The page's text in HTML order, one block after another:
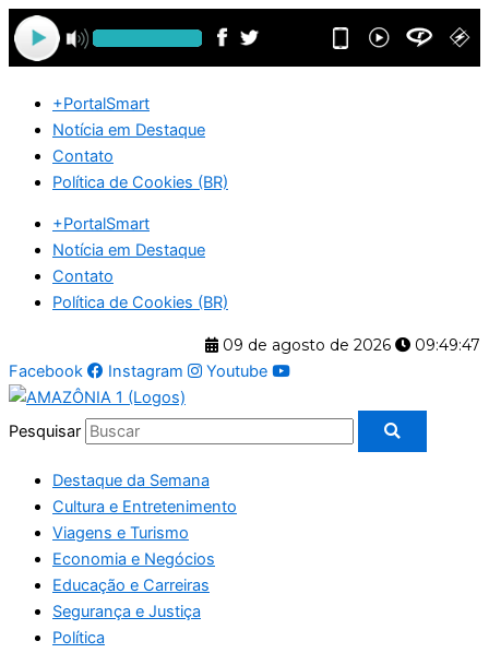
Ir
para
o
+PortalSmart
Notícia em Destaque
Contato
Política de Cookies (BR)
+PortalSmart
Notícia em Destaque
Contato
Política de Cookies (BR)
09 de agosto de 2026
09:49:47
Facebook
Instagram Youtube
Pesquisar
Destaque da Semana
Cultura e Entretenimento
Viagens e Turismo
Economia e Negócios
Educação e Carreiras
Segurança e Justiça
Política